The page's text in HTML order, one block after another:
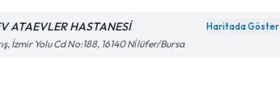
ATAEVLER HASTANESİ Haritada Göster
İzmir Yolu Cd No:188, 16140 Ni̇lüfer/Bursa